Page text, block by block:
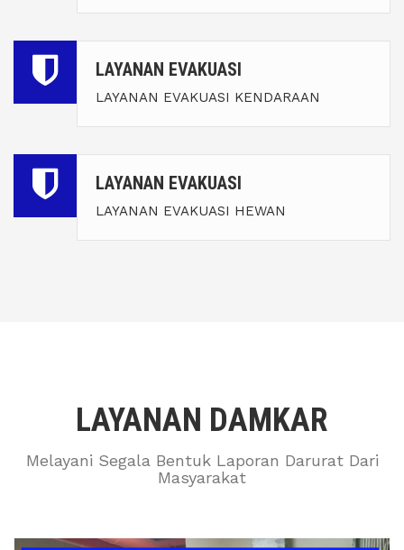
LAYANAN EVAKUASI
LAYANAN EVAKUASI KENDARAAN
LAYANAN EVAKUASI
LAYANAN EVAKUASI HEWAN
LAYANAN DAMKAR
Melayani Segala Bentuk Laporan Darurat Dari
Masyarakat